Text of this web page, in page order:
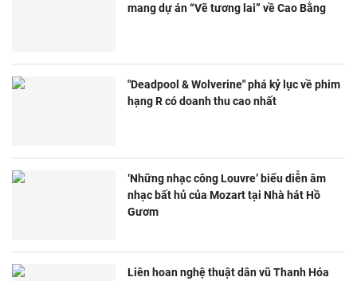
mang dự án “Vẽ tương lai” về Cao Bằng
"Deadpool & Wolverine" phá kỷ lục về phim
hạng R có doanh thu cao nhất
‘Những nhạc công Louvre’ biểu diễn âm
nhạc bất hủ của Mozart tại Nhà hát Hồ
Gươm
Liên hoan nghệ thuật dân vũ Thanh Hóa